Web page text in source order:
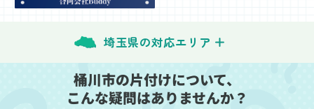
場所も含め、プロの力を
特に、物が散乱していた
イテムの仕分けを迅速か
つ丁寧に対応していただ
けたのがありがたかった
ちらも安心感を持って作
壁や床を傷つけないよう
に細心の注意を払ってい
埼玉県の対応エリア
桶川市の片付けについて、
こんな疑問はありませんか？